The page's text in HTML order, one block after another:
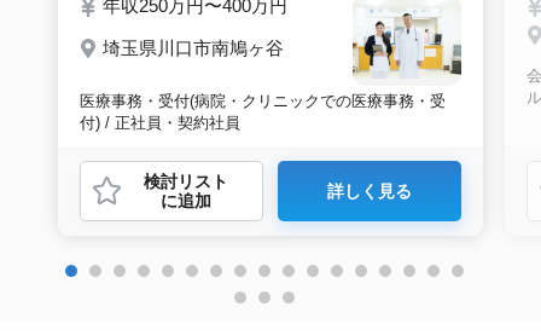
年収250万円〜400万円
埼玉県川口市南鳩ヶ谷
医療事務・受付(病院・クリニックでの医療事務・受
付) / 正社員・契約社員
検討リスト
に追加
詳しく見る